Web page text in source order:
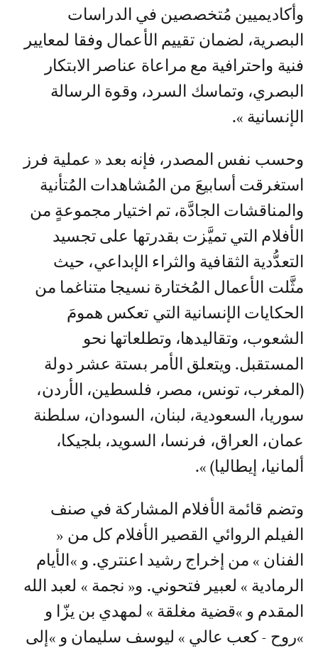
وأكاديميين مُتخصصين في الدراسات
البصرية، لضمان تقييم الأعمال وفقا لمعايير
فنية واحترافية مع مراعاة عناصر الابتكار
البصري، وتماسك السرد، وقوة الرسالة
الإنسانية ».
وحسب نفس المصدر، فإنه بعد « عملية فرز
استغرقت أسابيعَ من المُشاهدات المُتأنية
والمناقشات الجادَّة، تم اختيار مجموعةٍ من
الأفلام التي تميَّزت بقدرتها على تجسيد
التعدُّدية الثقافية والثراء الإبداعي، حيث
مثَّلت الأعمال المُختارة نسيجا متناغما من
الحكايات الإنسانية التي تعكس همومَ
الشعوب، وتقاليدها، وتطلعاتها نحو
المستقبل. ويتعلق الأمر بستة عشر دولة
(المغرب، تونس، مصر، فلسطين، الأردن،
سوريا، السعودية، لبنان، السودان، سلطنة
عمان، العراق، فرنسا، السويد، بلجيكا،
ألمانيا، إيطاليا) ».
وتضم قائمة الأفلام المشاركة في صنف
الفيلم الروائي القصير الأفلام كل من «
الفنان » من إخراج رشيد اعنتري. و »الأيام
الرمادية » لعبير فتحوني. و« نجمة » لعبد الله
المقدم و »قضية مغلقة » لمهدي بن يزّا و
»روح - كعب عالي » ليوسف سليمان و »إلى